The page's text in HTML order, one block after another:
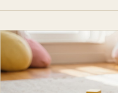
ELTERNSCHAFT & KINDERE